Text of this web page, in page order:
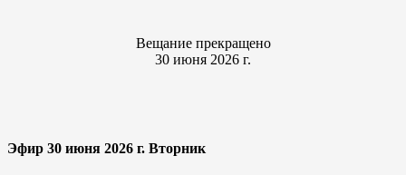
Вещание прекращено
30 июня 2026 г.
Эфир 30 июня 2026 г. Вторник